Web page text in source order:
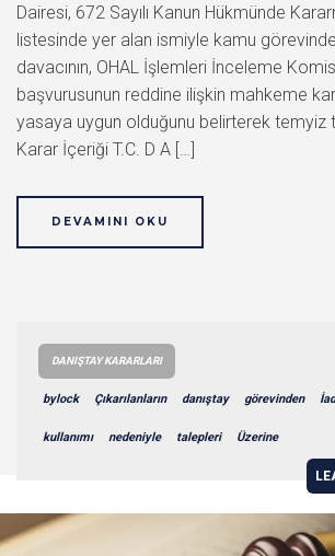
Dairesi, 672 Sayılı Kanun Hükmünde
listesinde yer alan ismiyle kamu
davacının, OHAL İşlemleri İnceleme
başvurusunun reddine ilişkin mahkeme
yasaya uygun olduğunu belirterek temyiz
Karar İçeriği T.C. D A […]
DEVAMINI OKU
DANIŞTAY KARARLARI
bylock Çıkarılanların danıştay görevinden
kullanımı nedeniyle talepleri Üzerine